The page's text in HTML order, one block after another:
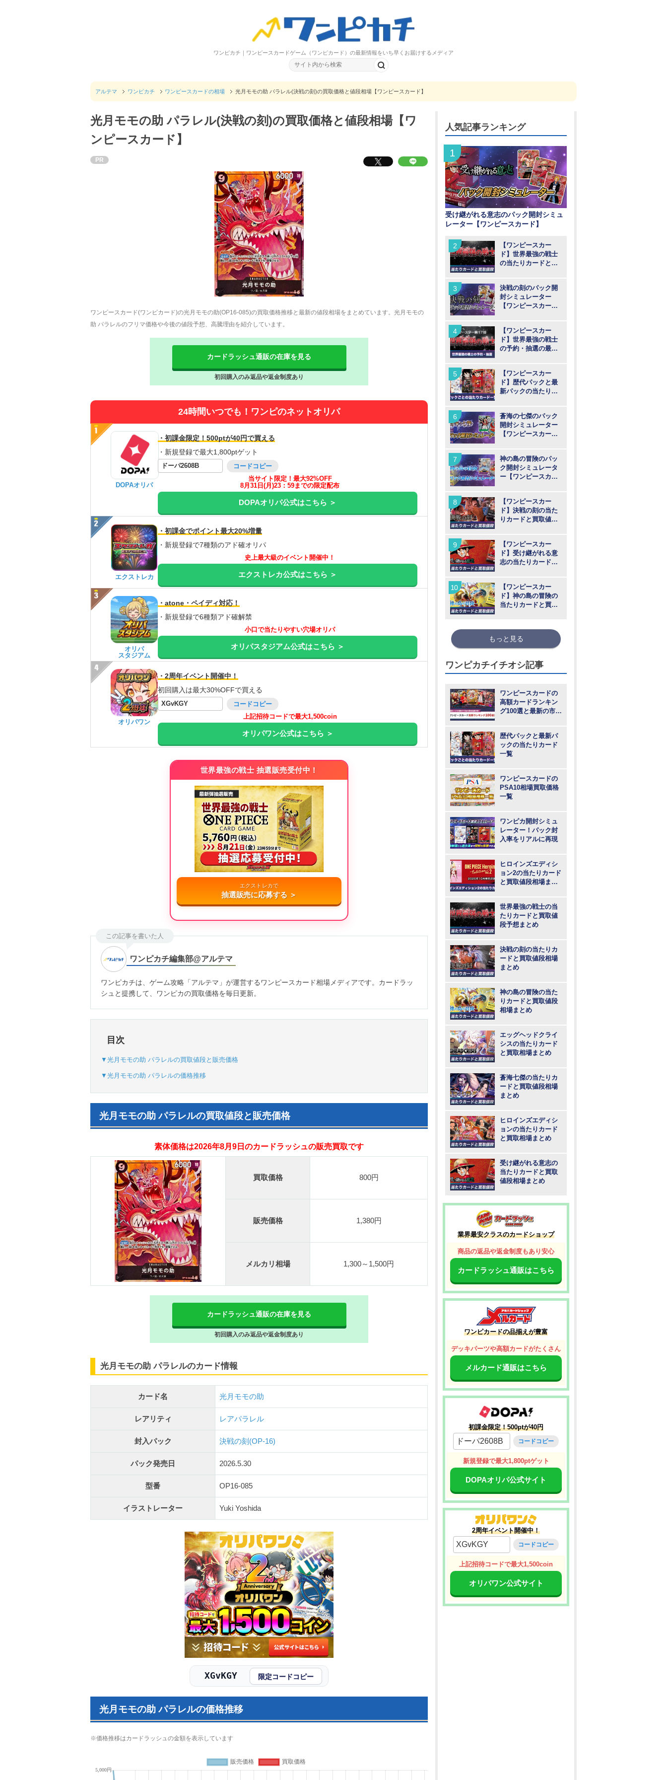
ワンピカチ｜ワンピースカードゲーム（ワンピカード）の最新情報をいち早くお届けするメディア
アルテマ ワンピカチ ワンピースカードの相場 光月モモの助 パラレル(決戦の刻)の買取価格と値段相場【ワンピースカード】
光月モモの助 パラレル(決戦の刻)の買取価格と値段相場【ワ
ンピースカード】
PR
ワンピースカード(ワンピカード)の光月モモの助(OP16-085)の買取価格推移と最新の値段相場をまとめています。光月モモの
助 パラレルのフリマ価格や今後の値段予想、高騰理由を紹介しています。
カードラッシュ通販の在庫を見る
初回購入のみ返品や返金制度あり
24時間いつでも！ワンピのネットオリパ
DOPAオリパ
・初課金限定！500ptが40円で買える
・新規登録で最大1,800ptゲット
ドーパ2608B
コードコピー
当サイト限定！最大92%OFF
8月31日(月)23：59までの限定配布
DOPAオリパ公式はこちら ＞
エクストレカ
・初課金でポイント最大20%増量
・新規登録で7種類のアド確オリパ
史上最大級のイベント開催中！
エクストレカ公式はこちら ＞
オリパ
スタジアム
・atone・ペイディ対応！
・新規登録で6種類アド確解禁
小口で当たりやすい穴場オリパ
オリパスタジアム公式はこちら ＞
オリパワン
・2周年イベント開催中！
初回購入は最大30%OFFで買える
XGvKGY
コードコピー
上記招待コードで最大1,500coin
オリパワン公式はこちら ＞
世界最強の戦士 抽選販売受付中！
エクストレカで
抽選販売に応募する ＞
この記事を書いた人
ワンピカチ編集部@アルテマ
ワンピカチは、ゲーム攻略「アルテマ」が運営するワンピースカード相場メディアです。カードラッ
シュと提携して、ワンピカの買取価格を毎日更新。
目次
▼光月モモの助 パラレルの買取値段と販売価格
▼光月モモの助 パラレルの価格推移
光月モモの助 パラレルの買取値段と販売価格
素体価格は2026年8月9日のカードラッシュの販売買取です
買取価格 800円
販売価格 1,380円
メルカリ相場 1,300～1,500円
カードラッシュ通販の在庫を見る
初回購入のみ返品や返金制度あり
光月モモの助 パラレルのカード情報
カード名 光月モモの助
レアリティ レアパラレル
封入パック 決戦の刻(OP-16)
パック発売日 2026.5.30
型番 OP16-085
イラストレーター Yuki Yoshida
XGvKGY 限定コードコピー
光月モモの助 パラレルの価格推移
※価格推移はカードラッシュの金額を表示しています
人気記事ランキング
受け継がれる意志のパック開封シミュ
レーター【ワンピースカード】
【ワンピースカー
ド】世界最強の戦士
の当たりカードと買
決戦の刻のパック開
封シミュレーター
【ワンピースカー
【ワンピースカー
ド】世界最強の戦士
の予約・抽選の最新
【ワンピースカー
ド】歴代パックと最
新パックの当たりカ
蒼海の七傑のパック
開封シミュレーター
【ワンピースカー
神の島の冒険のパッ
ク開封シミュレータ
ー【ワンピースカー
【ワンピースカー
ド】決戦の刻の当た
りカードと買取値段
【ワンピースカー
ド】受け継がれる意
志の当たりカードと
【ワンピースカー
ド】神の島の冒険の
当たりカードと買取
もっと見る
ワンピカチイチオシ記事
ワンピースカードの
高額カードランキン
グ100選と最新の市場
歴代パックと最新パ
ックの当たりカード
一覧
ワンピースカードの
PSA10相場買取価格
一覧
ワンピカ開封シミュ
レーター！パック封
入率をリアルに再現
ヒロインズエディシ
ョン2の当たりカード
と買取値段相場まと
世界最強の戦士の当
たりカードと買取値
段予想まとめ
決戦の刻の当たりカ
ードと買取値段相場
まとめ
神の島の冒険の当た
りカードと買取値段
相場まとめ
エッグヘッドクライ
シスの当たりカード
と買取相場まとめ
蒼海七傑の当たりカ
ードと買取値段相場
まとめ
ヒロインズエディシ
ョンの当たりカード
と買取相場まとめ
受け継がれる意志の
当たりカードと買取
値段相場まとめ
業界最安クラスのカードショップ
商品の返品や返金制度もあり安心
カードラッシュ通販はこちら
ワンピカードの品揃えが豊富
デッキパーツや高額カードがたくさん
メルカード通販はこちら
初課金限定！500ptが40円
ドーパ2608B コードコピー
新規登録で最大1,800ptゲット
DOPAオリパ公式サイト
2周年イベント開催中！
XGvKGY コードコピー
上記招待コードで最大1,500coin
オリパワン公式サイト